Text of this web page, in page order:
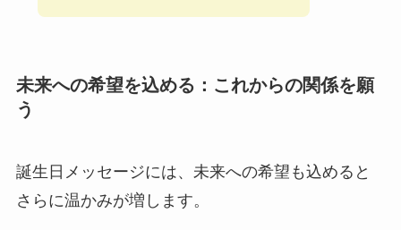
未来への希望を込める：これからの関係を願
う
誕生日メッセージには、未来への希望も込めると
さらに温かみが増します。